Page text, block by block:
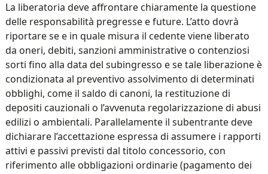
La liberatoria deve affrontare chiaramente la questione
delle responsabilità pregresse e future. L’atto dovrà
riportare se e in quale misura il cedente viene liberato
da oneri, debiti, sanzioni amministrative o contenziosi
sorti fino alla data del subingresso e se tale liberazione è
condizionata al preventivo assolvimento di determinati
obblighi, come il saldo di canoni, la restituzione di
depositi cauzionali o l’avvenuta regolarizzazione di abusi
edilizi o ambientali. Parallelamente il subentrante deve
dichiarare l’accettazione espressa di assumere i rapporti
attivi e passivi previsti dal titolo concessorio, con
riferimento alle obbligazioni ordinarie (pagamento dei